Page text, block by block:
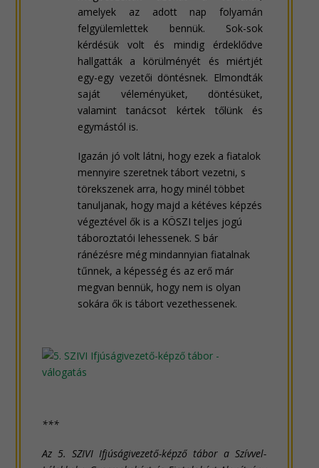
amelyek az adott nap folyamán
felgyülemlettek bennük. Sok-sok
kérdésük volt és mindig érdeklődve
hallgatták a körülményét és miértjét
egy-egy vezetői döntésnek. Elmondták
saját véleményüket, döntésüket,
valamint tanácsot kértek tőlünk és
egymástól is.
Igazán jó volt látni, hogy ezek a fiatalok
mennyire szeretnek tábort vezetni, s
törekszenek arra, hogy minél többet
tanuljanak, hogy majd a kétéves képzés
végeztével ők is a KÖSZI teljes jogú
táboroztatói lehessenek. S bár
ránézésre még mindannyian fiatalnak
tűnnek, a képesség és az erő már
megvan bennük, hogy nem is olyan
sokára ők is tábort vezethessenek.
***
Az 5. SZIVI Ifjúságivezető-képző tábor a Szívvel-